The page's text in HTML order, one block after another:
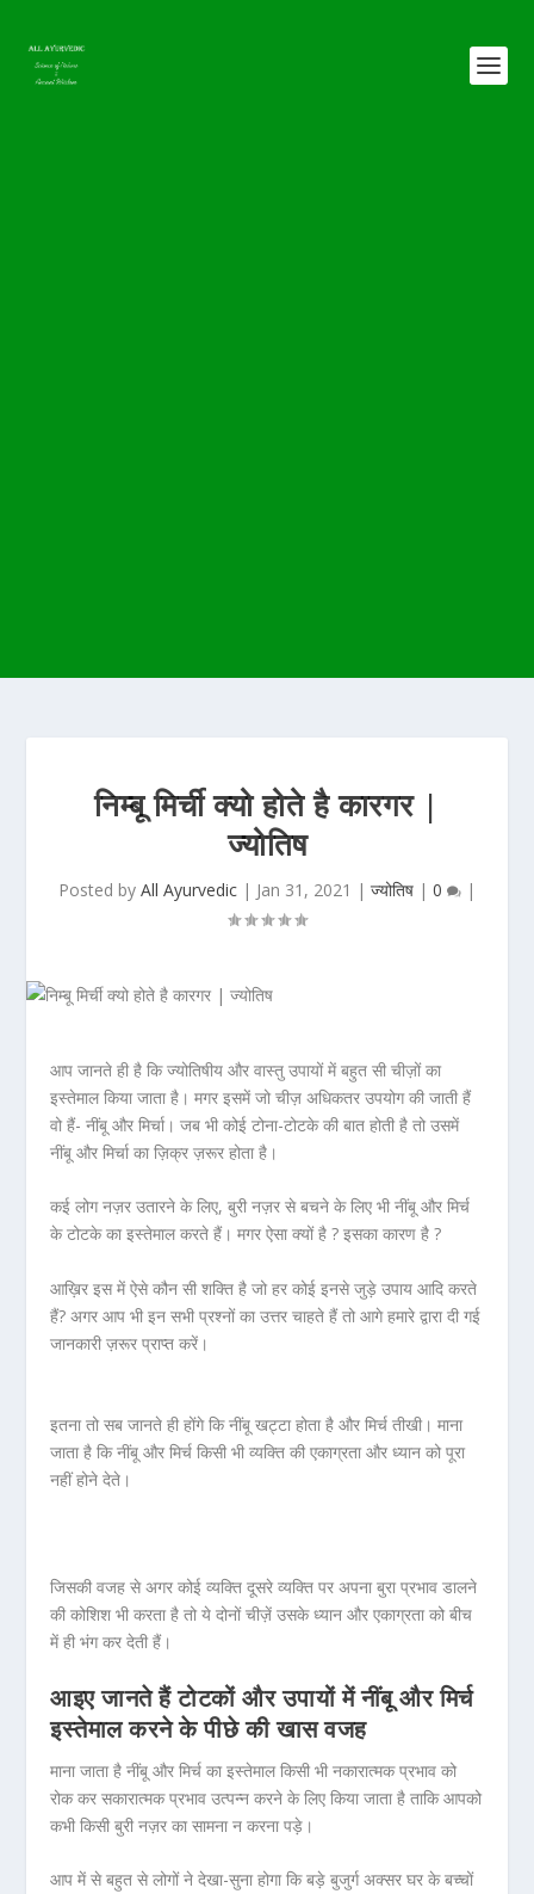
निम्बू मिर्ची क्यो होते है कारगर |
ज्योतिष
Posted by All Ayurvedic | Jan 31, 2021 | ज्योतिष | 0 |
आप जानते ही है कि ज्योतिषीय और वास्तु उपायों में बहुत सी चीज़ों का
इस्तेमाल किया जाता है। मगर इसमें जो चीज़ अधिकतर उपयोग की जाती हैं
वो हैं- नींबू और मिर्चा। जब भी कोई टोना-टोटके की बात होती है तो उसमें
नींबू और मिर्चा का ज़िक्र ज़रूर होता है।
कई लोग नज़र उतारने के लिए, बुरी नज़र से बचने के लिए भी नींबू और मिर्च
के टोटके का इस्तेमाल करते हैं। मगर ऐसा क्यों है ? इसका कारण है ?
आख़िर इस में ऐसे कौन सी शक्ति है जो हर कोई इनसे जुड़े उपाय आदि करते
हैं? अगर आप भी इन सभी प्रश्नों का उत्तर चाहते हैं तो आगे हमारे द्वारा दी गई
जानकारी ज़रूर प्राप्त करें।
इतना तो सब जानते ही होंगे कि नींबू खट्टा होता है और मिर्च तीखी। माना
जाता है कि नींबू और मिर्च किसी भी व्यक्ति की एकाग्रता और ध्यान को पूरा
नहीं होने देते।
जिसकी वजह से अगर कोई व्यक्ति दूसरे व्यक्ति पर अपना बुरा प्रभाव डालने
की कोशिश भी करता है तो ये दोनों चीज़ें उसके ध्यान और एकाग्रता को बीच
में ही भंग कर देती हैं।
आइए जानते हैं टोटकों और उपायों में नींबू और मिर्च
इस्तेमाल करने के पीछे की खास वजह
माना जाता है नींबू और मिर्च का इस्तेमाल किसी भी नकारात्मक प्रभाव को
रोक कर सकारात्मक प्रभाव उत्पन्न करने के लिए किया जाता है ताकि आपको
कभी किसी बुरी नज़र का सामना न करना पड़े।
आप में से बहुत से लोगों ने देखा-सुना होगा कि बड़े बुजुर्ग अक्सर घर के बच्चों